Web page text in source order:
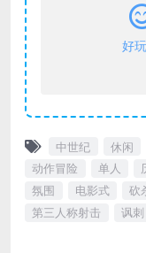
好
中世纪 休闲
动作冒险
单人
氛围
电影式 砍
第三人称射击
讽刺